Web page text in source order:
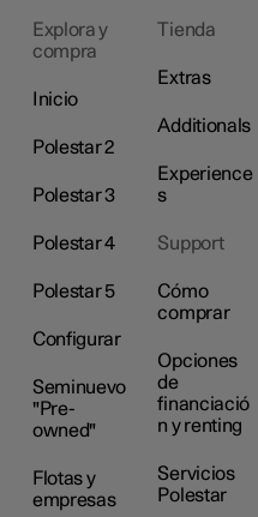
Explora y
compra
Inicio
Polestar 2
Polestar 3
Polestar 4
Polestar 5
Configurar
Seminuevo
"Pre-
owned"
Flotas y
empresas
Tienda
Extras
Additionals
Experience
s
Support
Cómo
comprar
Opciones
de
financiació
n y renting
Servicios
Polestar